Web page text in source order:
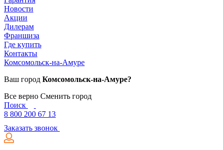
Новости
Акции
Дилерам
Франшиза
Где купить
Контакты
Комсомольск-на-Амуре
Ваш город Комсомольск-на-Амуре?
Все верно Сменить город
Поиск
8 800 200 67 13
Заказать звонок